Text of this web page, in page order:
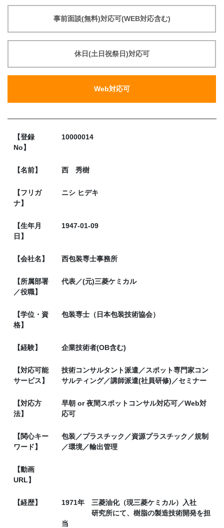
事前面談(無料)対応可(WEB対応含む)
休日(土日祝祭日)対応可
Web対応可
【登録
No】
10000014
【名前】 西 秀樹
【フリガ
ナ】
ニシ ヒデキ
【生年月
日】
1947-01-09
【会社名】 西包装専士事務所
【所属部署
／役職】
代表／(元)三菱ケミカル
【学位・資
格】
包装専士（日本包装技術協会）
【経験】 企業技術者(OB含む)
【対応可能
サービス】
技術コンサルタント派遣／スポット専門家コン
サルティング／講師派遣(社員研修)／セミナー
【対応方
法】
早朝 or 夜間スポットコンサル対応可／Web対
応可
【関心キー
ワード】
包装／プラスチック／資源プラスチック／規制
／環境／輸出管理
【動画
URL】
【経歴】
1971年 三菱油化（現三菱ケミカル）入社
研究所にて、樹脂の製造技術開発を担
当